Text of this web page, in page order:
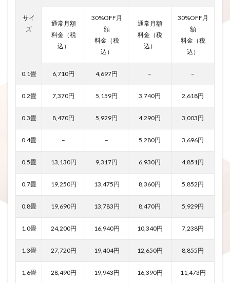
サイ
ズ
通常月額
料金（税
込）
30%OFF月
額
料金（税
込）
通常月額
料金（税
込）
30%OFF月
額
料金（税
込）
0.1畳 6,710円 4,697円 – –
0.2畳 7,370円 5,159円 3,740円 2,618円
0.3畳 8,470円 5,929円 4,290円 3,003円
0.4畳 – – 5,280円 3,696円
0.5畳 13,130円 9,317円 6,930円 4,851円
0.7畳 19,250円 13,475円 8,360円 5,852円
0.8畳 19,690円 13,783円 8,470円 5,929円
1.0畳 24,200円 16,940円 10,340円 7,238円
1.3畳 27,720円 19,404円 12,650円 8,855円
1.6畳 28,490円 19,943円 16,390円 11,473円